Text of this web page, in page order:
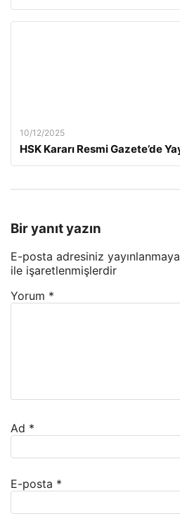
10/12/2025
HSK Kararı Resmi Gazete’de
Bir yanıt yazın
E-posta adresiniz
ile işaretlenmişlerdir
Yorum *
Ad *
E-posta *